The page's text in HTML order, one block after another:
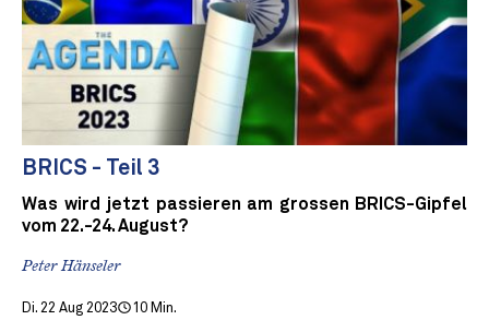
BRICS - Teil 3
Was wird jetzt passieren am grossen BRICS-Gipfel
vom 22.-24. August?
Peter Hänseler
Di. 22 Aug 2023 10 Min.